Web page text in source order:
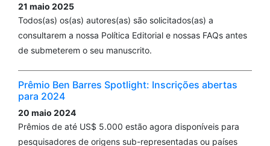
21 maio 2025
Todos(as) os(as) autores(as) são solicitados(as) a
consultarem a nossa Política Editorial e nossas FAQs antes
de submeterem o seu manuscrito.
Prêmio Ben Barres Spotlight: Inscrições abertas
para 2024
20 maio 2024
Prêmios de até US$ 5.000 estão agora disponíveis para
pesquisadores de origens sub-representadas ou países